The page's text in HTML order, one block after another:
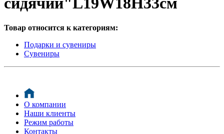
Товар относится к категориям:
Подарки и сувениры
Сувениры
О компании
Наши клиенты
Режим работы
Контакты